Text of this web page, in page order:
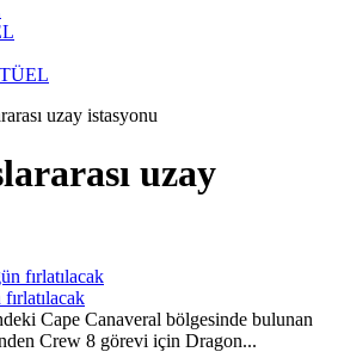
uzay istasyonu
uzay
Cape Canaveral bölgesinde bulunan
Crew 8 görevi için Dragon...